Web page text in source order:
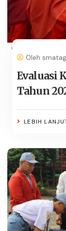
Oleh
Evaluasi
Tahun
LEBIH